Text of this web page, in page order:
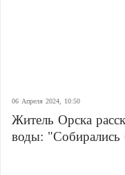
06 Апреля 2024, 10:50
Житель Орска
воды: "Собирались